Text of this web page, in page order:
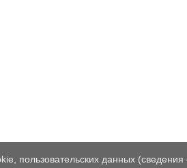
пользовательских данных